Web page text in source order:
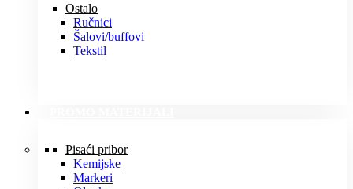
Ostalo
Ručnici
Šalovi/buffovi
Tekstil
Pisaći pribor
Kemijske
Markeri